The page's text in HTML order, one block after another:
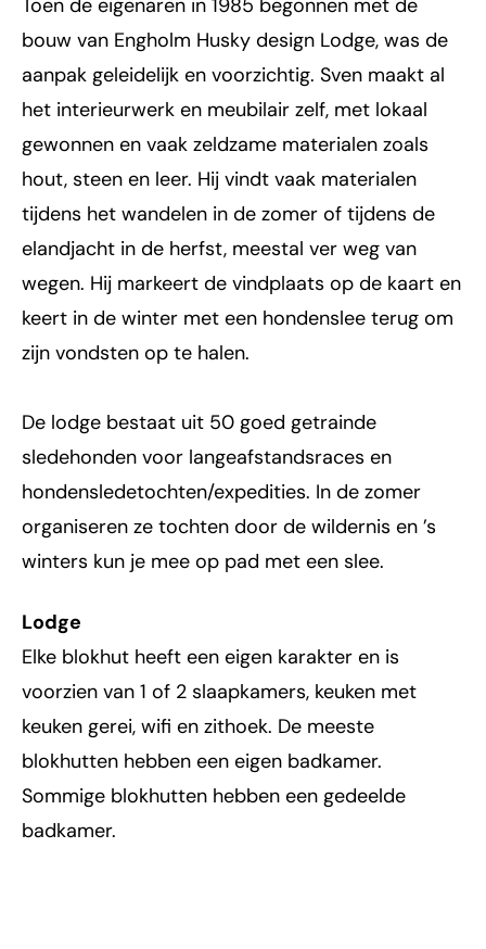
Toen de eigenaren in 1985 begonnen met de
bouw van Engholm Husky design Lodge, was de
aanpak geleidelijk en voorzichtig. Sven maakt al
het interieurwerk en meubilair zelf, met lokaal
gewonnen en vaak zeldzame materialen zoals
hout, steen en leer. Hij vindt vaak materialen
tijdens het wandelen in de zomer of tijdens de
elandjacht in de herfst, meestal ver weg van
wegen. Hij markeert de vindplaats op de kaart en
keert in de winter met een hondenslee terug om
zijn vondsten op te halen.
De lodge bestaat uit 50 goed getrainde
sledehonden voor langeafstandsraces en
hondensledetochten/expedities. In de zomer
organiseren ze tochten door de wildernis en ’s
winters kun je mee op pad met een slee.
Lodge
Elke blokhut heeft een eigen karakter en is
voorzien van 1 of 2 slaapkamers, keuken met
keuken gerei, wifi en zithoek. De meeste
blokhutten hebben een eigen badkamer.
Sommige blokhutten hebben een gedeelde
badkamer.